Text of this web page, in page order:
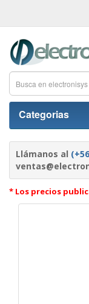
Categorias
Llámanos al
* Los precios